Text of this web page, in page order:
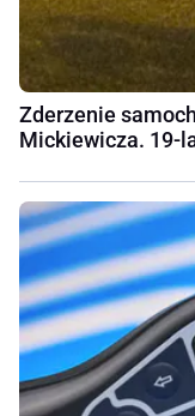
Zderzenie
Mickiewicza. 19-